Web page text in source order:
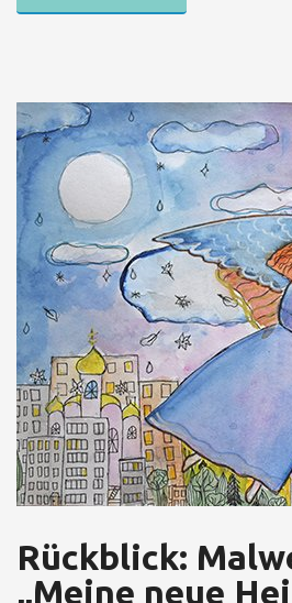
Rückblick:
„Meine neue